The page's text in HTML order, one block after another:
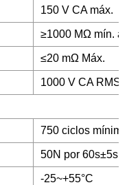
150 V CA máx.
≥1000 MΩ mín. a
≤20 mΩ Máx.
1000 V CA RMS
750 ciclos mínimo
50N por 60s±5s
-25~+55°C